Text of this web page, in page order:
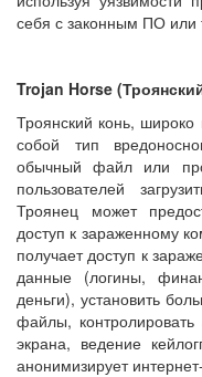
себя с законным ПО или
Trojan Horse
Троянский конь, широко
собой тип
обычный файл или
пользователей
Троянец может
доступ к зараженному
получает доступ к
данные (логины,
деньги), установить
файлы, контролировать
экрана, ведение
анонимизирует